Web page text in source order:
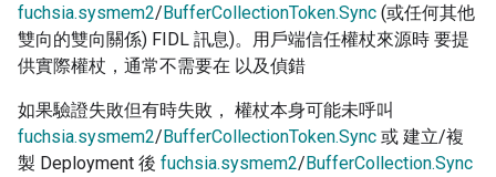
fuchsia.sysmem2/BufferCollectionToken.Sync (或任何其他
雙向的雙向關係) FIDL 訊息)。用戶端信任權杖來源時 要提
供實際權杖，通常不需要在 以及偵錯
如果驗證失敗但有時失敗， 權杖本身可能未呼叫
fuchsia.sysmem2/BufferCollectionToken.Sync 或 建立/複
製 Deployment 後 fuchsia.sysmem2/BufferCollection.Sync